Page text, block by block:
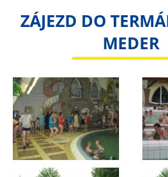
ZÁJEZD DO
MEDER